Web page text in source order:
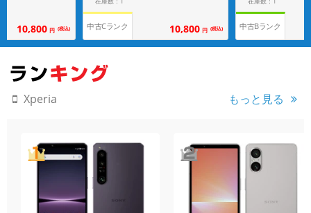
10,800 円 (税込) 中古Cランク 10,800 円 (税込) 中古Bランク
Xperia もっと見る